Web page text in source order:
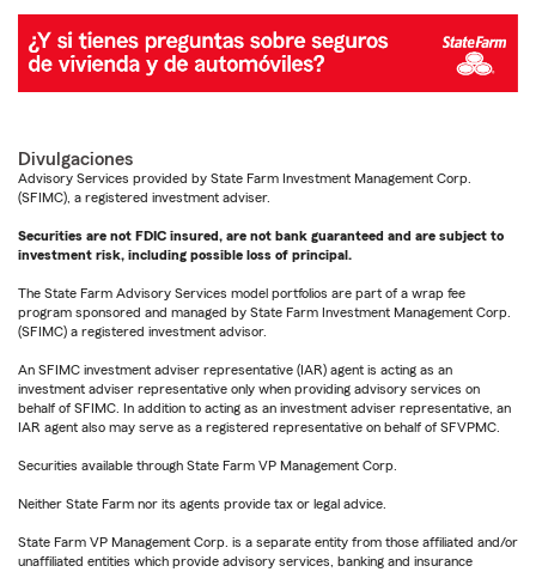
Divulgaciones
Advisory Services provided by State Farm Investment Management Corp.
(SFIMC), a registered investment adviser.
Securities are not FDIC insured, are not bank guaranteed and are subject to
investment risk, including possible loss of principal.
The State Farm Advisory Services model portfolios are part of a wrap fee
program sponsored and managed by State Farm Investment Management Corp.
(SFIMC) a registered investment advisor.
An SFIMC investment adviser representative (IAR) agent is acting as an
investment adviser representative only when providing advisory services on
behalf of SFIMC. In addition to acting as an investment adviser representative, an
IAR agent also may serve as a registered representative on behalf of SFVPMC.
Securities available through State Farm VP Management Corp.
Neither State Farm nor its agents provide tax or legal advice.
State Farm VP Management Corp. is a separate entity from those affiliated and/or
unaffiliated entities which provide advisory services, banking and insurance